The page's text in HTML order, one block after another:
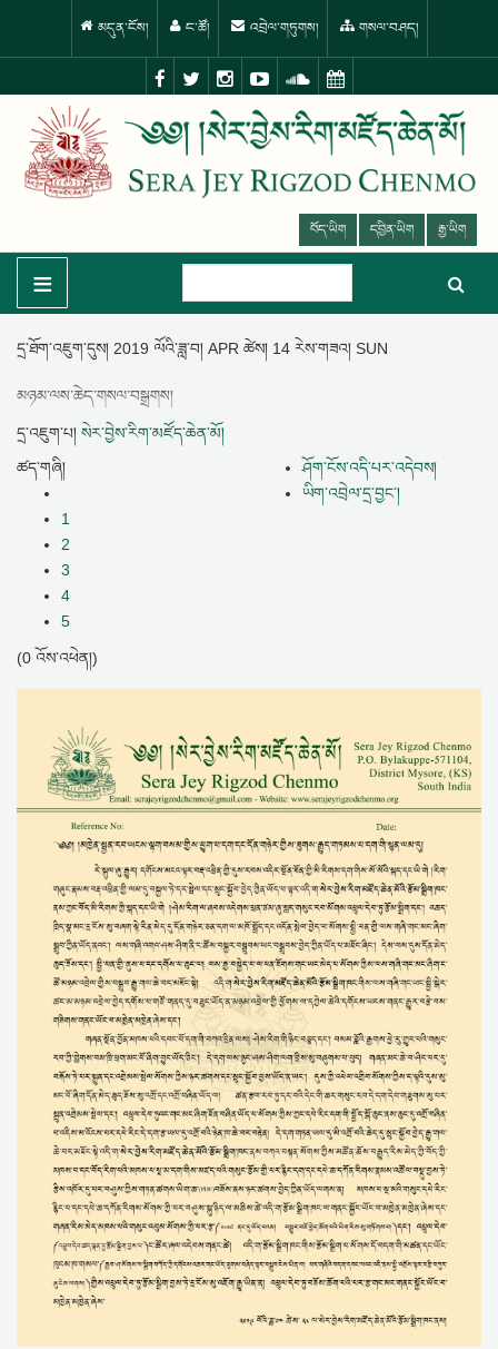
མདུན་ངོས། ང་ཚོ། འབྲེལ་གཏུགས། གསལ་བཤད།
བོད་ཡིག དབྱིན་ཡིག རྒྱ་ཡིག
≡
དྲ་ཐོག་འཇུག་དུས། 2019 ལོའི་ཟླ་བ། APR ཚེས། 14 རེས་གཟའ། SUN
མཉམ་ལས་ཆེད་གསལ་བསྒྲགས།
དྲ་འཇུག་པ། སེར་བྱེས་རིག་མཛོད་ཆེན་མོ།
ཤོག་ངོས་འདི་པར་འདེབས།
ཡིག་འབྲེལ་དྲ་བྱང་།
ཚད་གཞི།
1
2
3
4
5
(0 འོས་འཕེན།)